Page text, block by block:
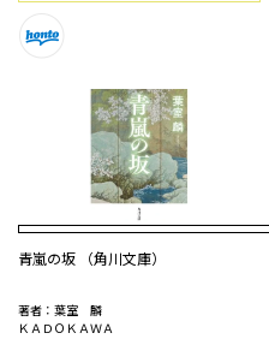
青嵐の坂 （角川文庫）
著者：葉室 麟
ＫＡＤＯＫＡＷＡ